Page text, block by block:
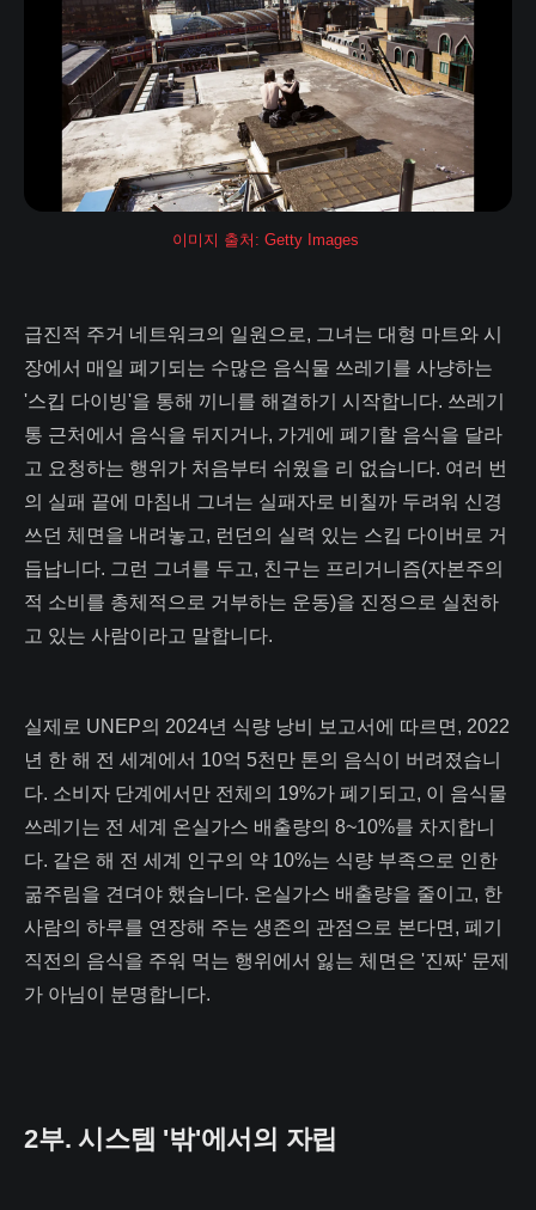
이미지 출처: Getty Images
급진적 주거 네트워크의 일원으로, 그녀는 대형 마트와 시
장에서 매일 폐기되는 수많은 음식물 쓰레기를 사냥하는
'스킵 다이빙'을 통해 끼니를 해결하기 시작합니다. 쓰레기
통 근처에서 음식을 뒤지거나, 가게에 폐기할 음식을 달라
고 요청하는 행위가 처음부터 쉬웠을 리 없습니다. 여러 번
의 실패 끝에 마침내 그녀는 실패자로 비칠까 두려워 신경
쓰던 체면을 내려놓고, 런던의 실력 있는 스킵 다이버로 거
듭납니다. 그런 그녀를 두고, 친구는 프리거니즘(자본주의
적 소비를 총체적으로 거부하는 운동)을 진정으로 실천하
고 있는 사람이라고 말합니다.
실제로 UNEP의 2024년 식량 낭비 보고서에 따르면, 2022
년 한 해 전 세계에서 10억 5천만 톤의 음식이 버려졌습니
다. 소비자 단계에서만 전체의 19%가 폐기되고, 이 음식물
쓰레기는 전 세계 온실가스 배출량의 8~10%를 차지합니
다. 같은 해 전 세계 인구의 약 10%는 식량 부족으로 인한
굶주림을 견뎌야 했습니다. 온실가스 배출량을 줄이고, 한
사람의 하루를 연장해 주는 생존의 관점으로 본다면, 폐기
직전의 음식을 주워 먹는 행위에서 잃는 체면은 '진짜' 문제
가 아님이 분명합니다.
2부. 시스템 '밖'에서의 자립